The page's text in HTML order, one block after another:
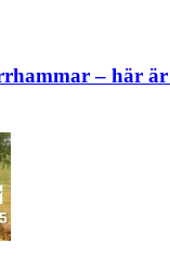
– här